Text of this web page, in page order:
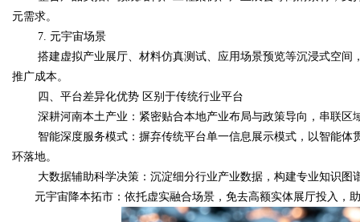
元需求。
7. 元宇宙场景
搭建虚拟产业展厅、材料仿真测试、应用场景预览等沉浸式空
推广成本。
四、平台差异化优势 区别于传统行业平台
深耕河南本土产业：紧密贴合本地产业布局与政策导向，串联
智能深度服务模式：摒弃传统平台单一信息展示模式，以智能
环落地。
大数据辅助科学决策：沉淀细分行业产业数据，构建专业知识
元宇宙降本拓市：依托虚实融合场景，免去高额实体展厅投入，